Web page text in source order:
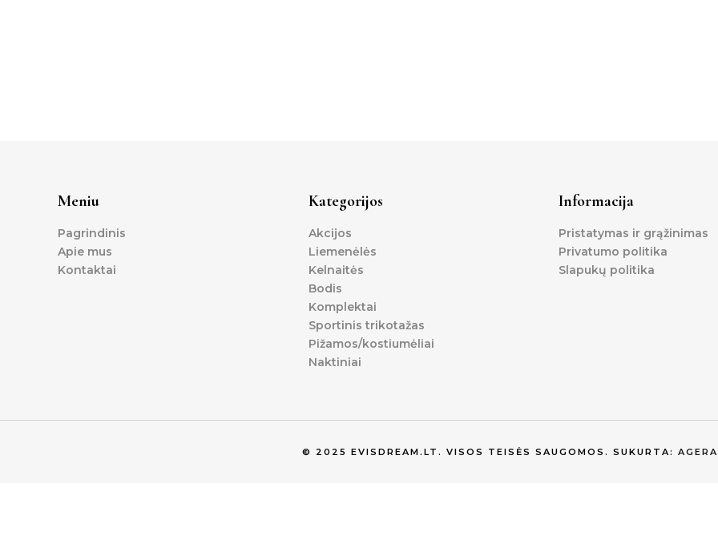
Meniu
Pagrindinis
Apie mus
Kontaktai
Kategorijos
Akcijos
Liemenėlės
Kelnaitės
Bodis
Komplektai
Sportinis trikotažas
Pižamos/kostiumėliai
Naktiniai
Informacija
Pristatymas ir grąžinimas
Privatumo politika
Slapukų politika
© 2025 EVISDREAM.LT. VISOS TEISĖS SAUGOMOS. SUKURTA: